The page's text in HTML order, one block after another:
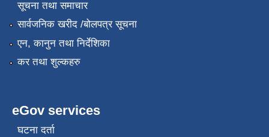
सूचना तथा समाचार
सार्वजनिक खरीद /बोलपत्र सूचना
एन, कानुन तथा निर्देशिका
कर तथा शुल्कहरु
eGov services
घटना दर्ता